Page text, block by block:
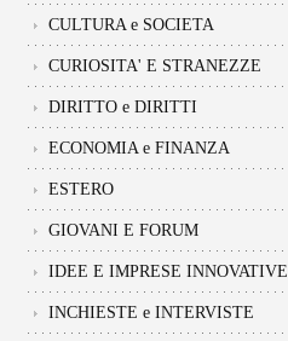
CULTURA e SOCIETA
CURIOSITA' E STRANEZZE
DIRITTO e DIRITTI
ECONOMIA e FINANZA
ESTERO
GIOVANI E FORUM
IDEE E IMPRESE INNOVATIVE
INCHIESTE e INTERVISTE